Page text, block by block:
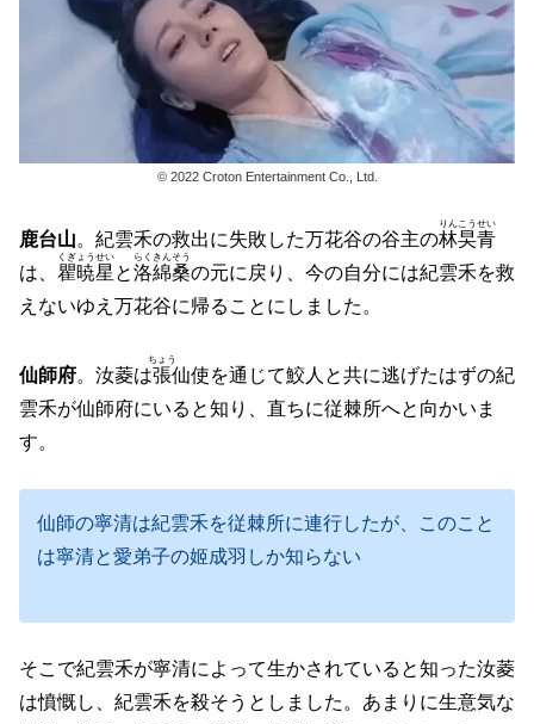
© 2022 Croton Entertainment Co., Ltd.
鹿台山。紀雲禾の救出に失敗した万花谷の谷主の林旲青
りんこうせい
は、 瞿暁星
くぎょうせい
と洛綿桑
らくきんそう
の元に戻り、今の自分には紀雲禾を救
えないゆえ万花谷に帰ることにしました。
仙師府。汝菱は張
ちょう
仙使を通じて鮫人と共に逃げたはずの紀
雲禾が仙師府にいると知り、直ちに従棘所へと向かいま
す。
仙師の寧清は紀雲禾を従棘所に連行したが、このこと
は寧清と愛弟子の姬成羽しか知らない
そこで紀雲禾が寧清によって生かされていると知った汝菱
は憤慨し、紀雲禾を殺そうとしました。あまりに生意気な